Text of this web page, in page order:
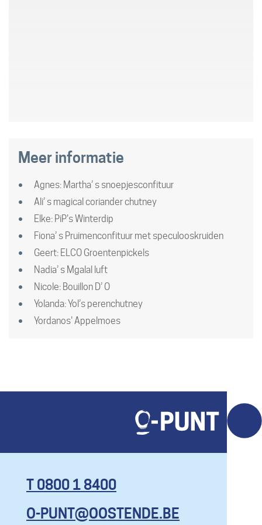
Meer informatie
Agnes: Martha’ s snoepjesconfituur
Ali’ s magical coriander chutney
Elke: PiP's Winterdip
Fiona’ s Pruimenconfituur met speculooskruiden
Geert: ELCO Groentenpickels
Nadia’ s Mgalal luft
Nicole: Bouillon D’ O
Yolanda: Yol’s perenchutney
Yordanos' Appelmoes
KOM HIER
T 0800 1 8400
O-PUNT@OOSTENDE.BE